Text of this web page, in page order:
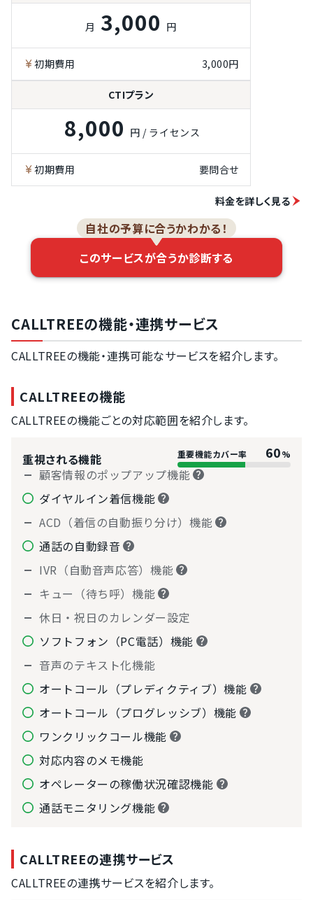
（プレディクテ
（プログレッシ
ブ）機能
ワンクリックコ
稼働状況確認機
能
通話モニタリン
月 3,000 円
初期費用 3,000円
CTIプラン
8,000 円 / ライセンス
初期費用 要問合せ
料金を詳しく見る
自社の予算に合うかわかる！
このサービスが合うか診断する
CALLTREEの機能・連携サービス
CALLTREEの機能・連携可能なサービスを紹介します。
CALLTREEの機能
CALLTREEの機能ごとの対応範囲を紹介します。
重視される機能 重要機能カバー率 60%
顧客情報のポップアップ機能
ダイヤルイン着信機能
ACD（着信の自動振り分け）機能
通話の自動録音
IVR（自動音声応答）機能
キュー（待ち呼）機能
休日・祝日のカレンダー設定
ソフトフォン（PC電話）機能
音声のテキスト化機能
オートコール（プレディクティブ）機能
オートコール（プログレッシブ）機能
ワンクリックコール機能
対応内容のメモ機能
オペレーターの稼働状況確認機能
通話モニタリング機能
CALLTREEの連携サービス
CALLTREEの連携サービスを紹介します。